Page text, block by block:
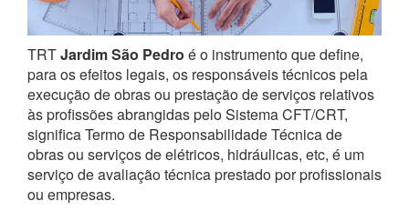
TRTJardim São Pedro é o instrumento que define,
para os efeitos legais, os responsáveis técnicos pela
execução de obras ou prestação de serviços relativos
às profissões abrangidas pelo Sistema CFT/CRT,
significa Termo de Responsabilidade Técnica de
obras ou serviços de elétricos, hidráulicas, etc, é um
serviço de avaliação técnica prestado por profissionais
ou empresas.